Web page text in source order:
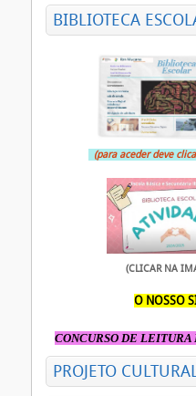
BIBLIOTECA
(para aceder deve
(CLICAR NA
O NOSSO
CONCURSO DE LEITURA
PROJETO